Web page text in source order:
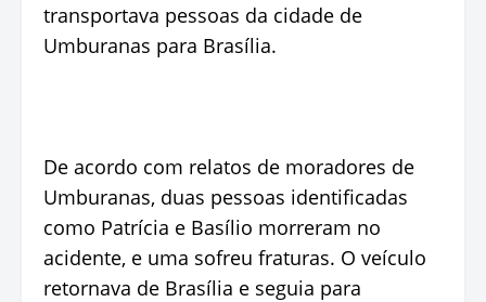
transportava pessoas da cidade de
Umburanas para Brasília.
De acordo com relatos de moradores de
Umburanas, duas pessoas identificadas
como Patrícia e Basílio morreram no
acidente, e uma sofreu fraturas. O veículo
retornava de Brasília e seguia para